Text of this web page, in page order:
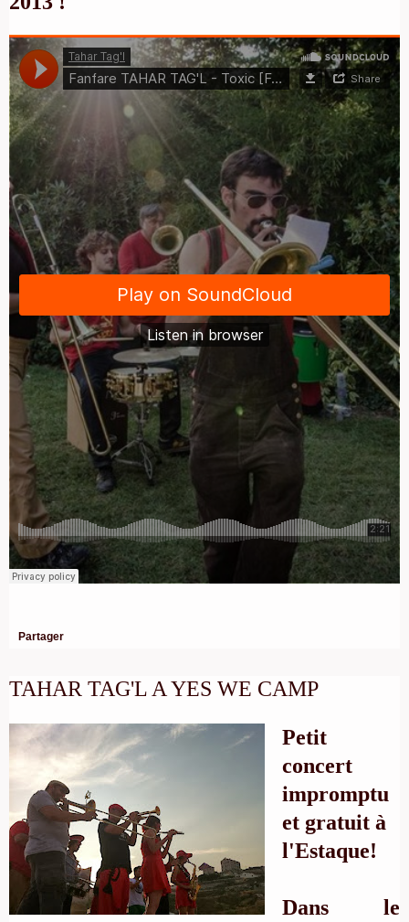
Partager
TAHAR TAG'L A YES WE CAMP
Petit
concert
impromptu
et gratuit à
l'Estaque!
Dans le